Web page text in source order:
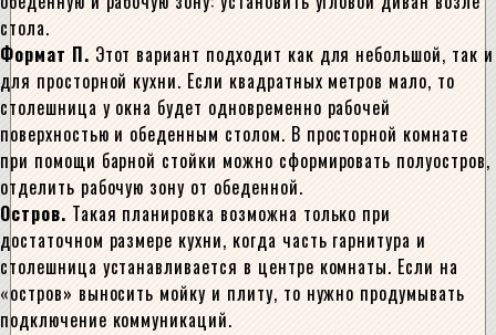
стола.
Формат П. Этот вариант подходит как для небольшой, так и
для просторной кухни. Если квадратных метров мало, то
столешница у окна будет одновременно рабочей
поверхностью и обеденным столом. В просторной комнате
при помощи барной стойки можно сформировать полуостров,
отделить рабочую зону от обеденной.
Остров. Такая планировка возможна только при
достаточном размере кухни, когда часть гарнитура и
столешница устанавливается в центре комнаты. Если на
«остров» выносить мойку и плиту, то нужно продумывать
подключение коммуникаций.